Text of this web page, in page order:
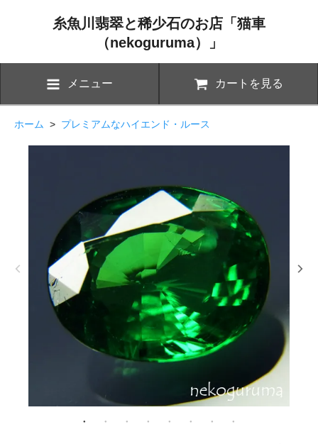
糸魚川翡翠と稀少石のお店「猫車
（nekoguruma）」
メニュー カートを見る
ホーム > プレミアムなハイエンド・ルース